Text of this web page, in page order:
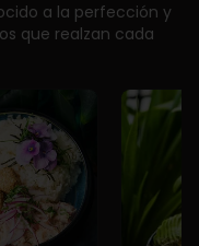
a la perfección y
que realzan cada